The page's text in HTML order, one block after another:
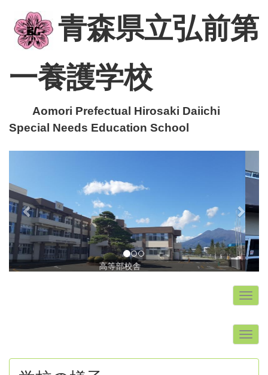
青森県立弘前第
一養護学校
Aomori Prefectual Hirosaki Daiichi
Special Needs Education School
小・中学部校舎
e
v
i
o
u
s
e
t